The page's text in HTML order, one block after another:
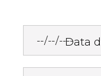
Data